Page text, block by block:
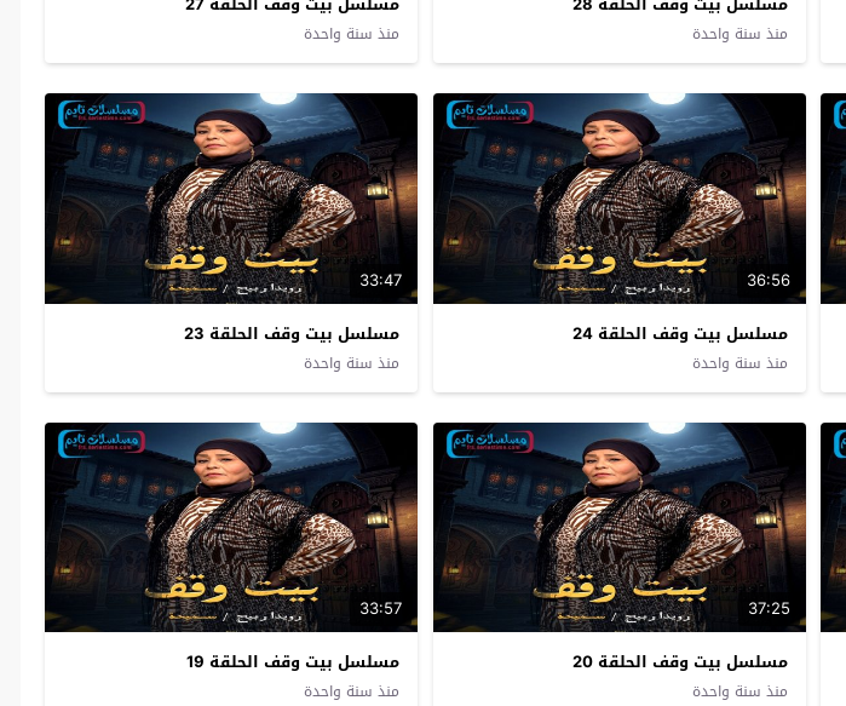
منذ سنة واحدة منذ سنة واحدة
36:56
مسلسل بيت وقف الحلقة 24
منذ سنة واحدة
33:47
مسلسل بيت وقف الحلقة 23
منذ سنة واحدة
37:25
مسلسل بيت وقف الحلقة 20
منذ سنة واحدة
33:57
مسلسل بيت وقف الحلقة 19
منذ سنة واحدة